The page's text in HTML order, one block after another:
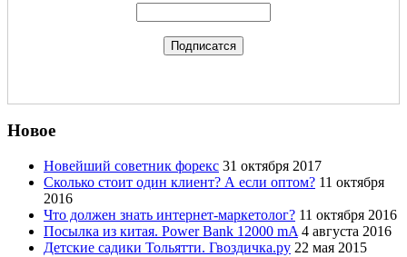
Новое
Новейший советник форекс 31 октября 2017
Сколько стоит один клиент? А если оптом? 11 октября
2016
Что должен знать интернет-маркетолог? 11 октября 2016
Посылка из китая. Power Bank 12000 mA 4 августа 2016
Детские садики Тольятти. Гвоздичка.ру 22 мая 2015